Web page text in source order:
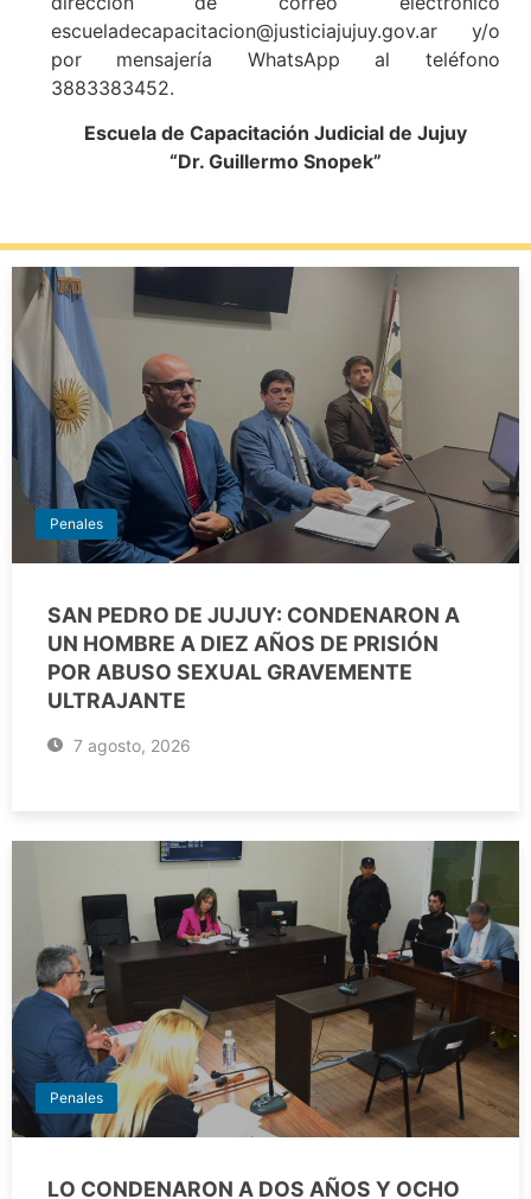
escueladecapacitacion@justiciajujuy.gov.ar y/o
por mensajería WhatsApp al teléfono
3883383452.
Escuela de Capacitación Judicial de Jujuy
“Dr. Guillermo Snopek”
Penales
SAN PEDRO DE JUJUY: CONDENARON A
UN HOMBRE A DIEZ AÑOS DE PRISIÓN
POR ABUSO SEXUAL GRAVEMENTE
ULTRAJANTE
7 agosto, 2026
Penales
LO CONDENARON A DOS AÑOS Y OCHO